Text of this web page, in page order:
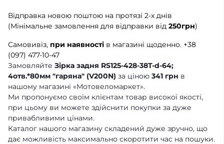
Відправка новою поштою на протязі 2-х днів
(Мінімальне замовлення для відправки від 250грн)
Самовивіз, при наявності в магазині щоденно. +38
(097) 477-10-47
Замовляйте Зірка задня RS125-428-38T-d-64;
4отв.*80мм "гаряна" (V200N) за ціною 341 грн в
нашому магазині «Мотовеломаркет».
Ми пропонуємо своїм клієнтам товар високої якості,
при цьому ви можете здійснити покупки за дуже
привабливими цінами.
Каталог нашого магазину складений дуже зручно, що
дає можливість максимально скоротити час на пошуки.